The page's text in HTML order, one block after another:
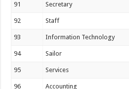
91 Secretary
92 Staff
93 Information Technology
94 Sailor
95 Services
96 Accounting